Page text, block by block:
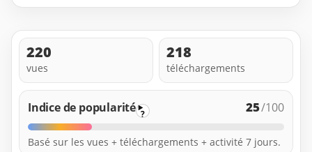
220
vues
218
téléchargements
Indice de popularité ? 25/100
Basé sur les vues + téléchargements + activité 7 jours.